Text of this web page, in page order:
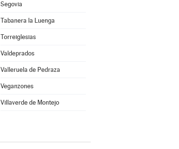
Segovia
Tabanera la Luenga
Torreiglesias
Valdeprados
Valleruela de Pedraza
Veganzones
Villaverde de Montejo